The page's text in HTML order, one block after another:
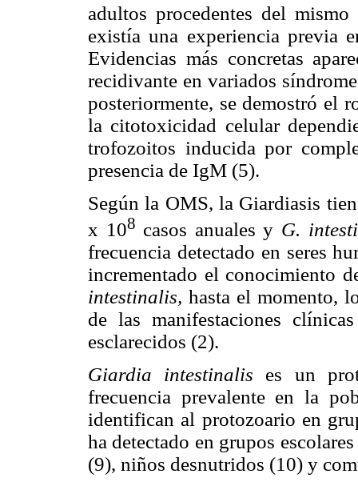
adultos procedentes del
existía una experiencia previa
Evidencias más concretas
recidivante en variados
posteriormente, se demostró el
la citotoxicidad celular
trofozoitos inducida por
presencia de IgM (5).
Según la OMS, la Giardiasis
x 108 casos anuales y G.
frecuencia detectado en seres
incrementado el conocimiento
intestinalis,hasta el momento,
de las manifestaciones
esclarecidos (2).
Giardia intestinalis es un
frecuencia prevalente en la
identifican al protozoario en
ha detectado en grupos
(9), niños desnutridos (10) y